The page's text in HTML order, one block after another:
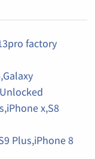
factory
x,S8
Plus,iPhone 8